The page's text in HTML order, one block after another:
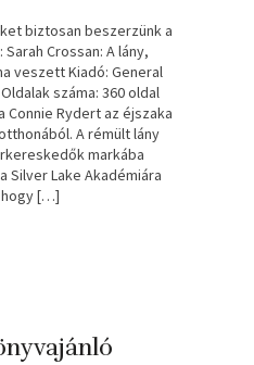
biztosan beszerzünk a
Crossan: A ​lány,
veszett Kiadó: General
száma: 360 oldal
Connie Rydert az éjszaka
A rémült lány
markába
Silver Lake Akadémiára
hogy […]